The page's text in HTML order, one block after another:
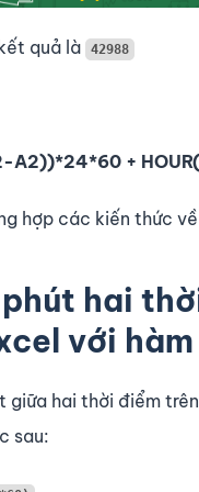
quả là 42988
A2))*24*60 +
hợp các kiến thức về
hai
với
giữa hai thời điểm
sau: